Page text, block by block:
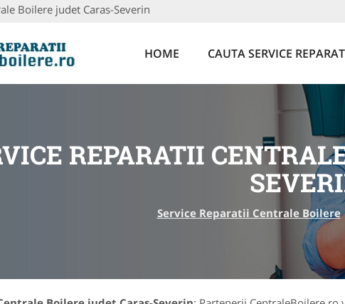
Boilere judet Caras-Severin
HOME CAUTA SERVICE
REPARATII
Service Reparatii Centrale Boilere